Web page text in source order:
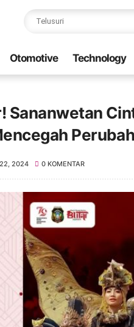
Otomotive Technology
Sananwetan
2024 0 KOMENTAR